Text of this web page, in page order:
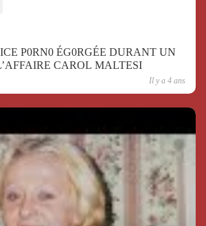
P0RN0 ÉG0RGÉE DURANT UN
CAROL MALTESI
Il y a 4 ans